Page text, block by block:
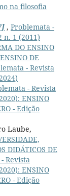
na filosofia
, Problemata -
n. 1 (2011)
DO ENSINO
DE
- Revista
- Revista
ENSINO
- Edição
Laube,
DIDÁTICOS DE
Revista
ENSINO
- Edição